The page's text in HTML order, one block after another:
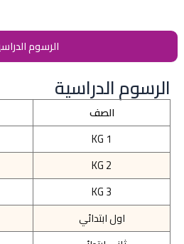
الرسوم
الرسوم الدراسية
الصف
KG 1
KG 2
KG 3
اول ابتدائي